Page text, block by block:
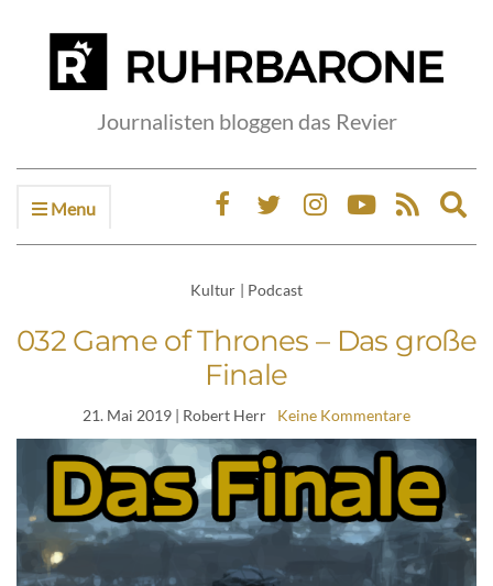
Journalisten bloggen das Revier
Menu
Kultur | Podcast
032 Game of Thrones – Das große
Finale
21. Mai 2019 | Robert Herr Keine Kommentare